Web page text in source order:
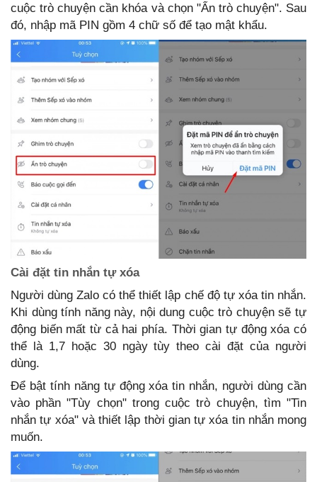
cuộc trò chuyện cần khóa và chọn "Ẩn trò chuyện". Sau
đó, nhập mã PIN gồm 4 chữ số để tạo mật khẩu.
Cài đặt tin nhắn tự xóa
Người dùng Zalo có thể thiết lập chế độ tự xóa tin nhắn.
Khi dùng tính năng này, nội dung cuộc trò chuyện sẽ tự
động biến mất từ cả hai phía. Thời gian tự động xóa có
thể là 1,7 hoặc 30 ngày tùy theo cài đặt của người
dùng.
Để bật tính năng tự động xóa tin nhắn, người dùng cần
vào phần "Tùy chọn" trong cuộc trò chuyện, tìm "Tin
nhắn tự xóa" và thiết lập thời gian tự xóa tin nhắn mong
muốn.